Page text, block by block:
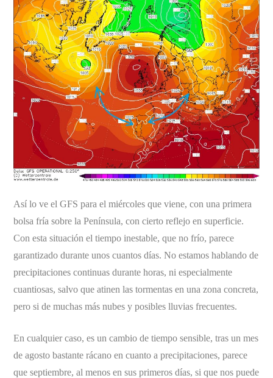
Así lo ve el GFS para el miércoles que viene, con una primera
bolsa fría sobre la Península, con cierto reflejo en superficie.
Con esta situación el tiempo inestable, que no frío, parece
garantizado durante unos cuantos días. No estamos hablando de
precipitaciones continuas durante horas, ni especialmente
cuantiosas, salvo que atinen las tormentas en una zona concreta,
pero si de muchas más nubes y posibles lluvias frecuentes.
En cualquier caso, es un cambio de tiempo sensible, tras un mes
de agosto bastante rácano en cuanto a precipitaciones, parece
que septiembre, al menos en sus primeros días, si que nos puede